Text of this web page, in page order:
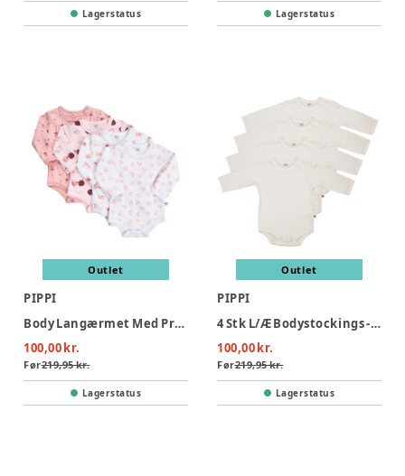
Lagerstatus Lagerstatus
Outlet
PIPPI
Body Langærmet Med Print 4-Pak - 501
100,00 kr.
Før219,95 kr.
Lagerstatus
Outlet
PIPPI
4 Stk L/Æ Bodystockings - White 100
100,00 kr.
Før219,95 kr.
Lagerstatus